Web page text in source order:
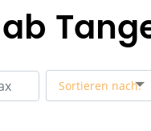
Sortieren nach: